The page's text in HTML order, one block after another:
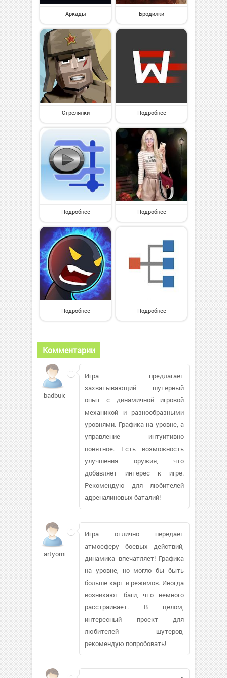
Аркады Бродилки
Стрелялки Подробнее
Подробнее Подробнее
Подробнее Подробнее
Комментарии
badbuicks
Игра предлагает
захватывающий шутерный
опыт с динамичной игровой
механикой и разнообразными
уровнями. Графика на уровне, а
управление интуитивно
понятное. Есть возможность
улучшения оружия, что
добавляет интерес к игре.
Рекомендую для любителей
адреналиновых баталий!
artyomrost650
Игра отлично передает
атмосферу боевых действий,
динамика впечатляет! Графика
на уровне, но могло бы быть
больше карт и режимов. Иногда
возникают баги, что немного
расстраивает. В целом,
интересный проект для
любителей шутеров,
рекомендую попробовать!